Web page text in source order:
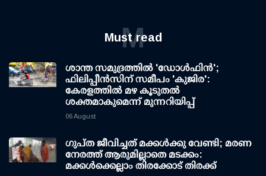
Must read
M
ശാന്ത സമുദ്രത്തില്‍ 'ഡോള്‍ഫിന്‍';
ഫിലിപ്പീന്‍സിന് സമീപം 'കുജിര':
കേരളത്തില്‍ മഴ കൂടുതല്‍
ശക്തമാകുമെന്ന് മുന്നറിയിപ്പ്
06 August
ഗുപ്ത ജീവിച്ചത് മക്കള്‍ക്കു വേണ്ടി; മരണ
നേരത്ത് ആരുമില്ലാതെ മടക്കം:
മക്കള്‍ക്കെല്ലാം തിരക്കോട് തിരക്ക്